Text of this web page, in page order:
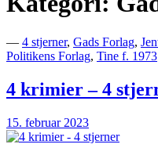
Bech's Books
Bogblog – Vi ♥
— 4 stjerner, Gads Forlag,
Politikens Forlag, Tine f. 1973
4 krimier – 4
15. februar 2023